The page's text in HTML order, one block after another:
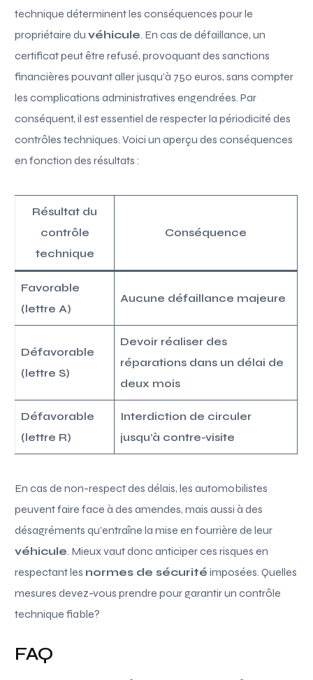
technique déterminent les conséquences pour le
propriétaire duvéhicule. En cas de défaillance, un
certificat peut être refusé, provoquant des sanctions
financières pouvant aller jusqu’à 750 euros, sans compter
les complications administratives engendrées. Par
conséquent, il est essentiel de respecter la périodicité des
contrôles techniques. Voici un aperçu des conséquences
en fonction des résultats :
Résultat du
contrôle
technique
Conséquence
Favorable
(lettre A)
Aucune défaillance majeure
Défavorable
(lettre S)
Devoir réaliser des
réparations dans un délai de
deux mois
Défavorable
(lettre R)
Interdiction de circuler
jusqu’à contre-visite
En cas de non-respect des délais, les automobilistes
peuvent faire face à des amendes, mais aussi à des
désagréments qu’entraîne la mise en fourrière de leur
véhicule. Mieux vaut donc anticiper ces risques en
respectant les normes de sécurité imposées. Quelles
mesures devez-vous prendre pour garantir un contrôle
technique fiable?
FAQ